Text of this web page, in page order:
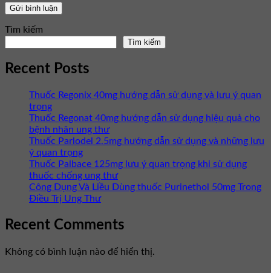
Tìm kiếm
Tìm kiếm
Recent Posts
Thuốc Regonix 40mg hướng dẫn sử dụng và lưu ý quan
trọng
Thuốc Regonat 40mg hướng dẫn sử dụng hiệu quả cho
bệnh nhân ung thư
Thuốc Parlodel 2.5mg hướng dẫn sử dụng và những lưu
ý quan trọng
Thuốc Palbace 125mg lưu ý quan trọng khi sử dụng
thuốc chống ung thư
Công Dụng Và Liều Dùng thuốc Purinethol 50mg Trong
Điều Trị Ung Thư
Recent Comments
Không có bình luận nào để hiển thị.